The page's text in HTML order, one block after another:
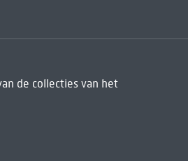
de collecties van het